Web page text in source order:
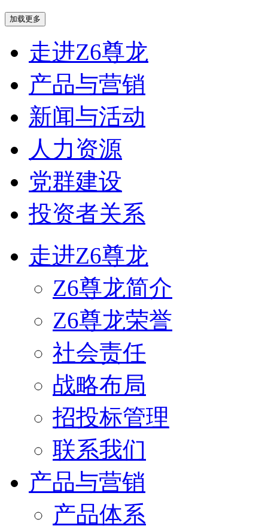
走进Z6尊龙
产品与营销
新闻与活动
人力资源
党群建设
投资者关系
走进Z6尊龙
Z6尊龙简介
Z6尊龙荣誉
社会责任
战略布局
招投标管理
联系我们
产品与营销
产品体系